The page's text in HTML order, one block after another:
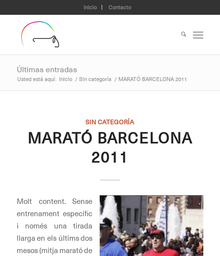
Inicio Contacto
Últimas entradas
Usted está aquí: Inicio / Sin categoría / MARATÓ BARCELONA 2011
SIN CATEGORÍA
MARATÓ BARCELONA
2011
Molt content. Sense
entrenament específic
i només una tirada
llarga en els últims dos
mesos (mitja marató de